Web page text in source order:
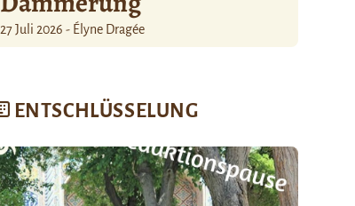
27 Juli 2026 - Élyne Dragée
ENTSCHLÜSSELUNG